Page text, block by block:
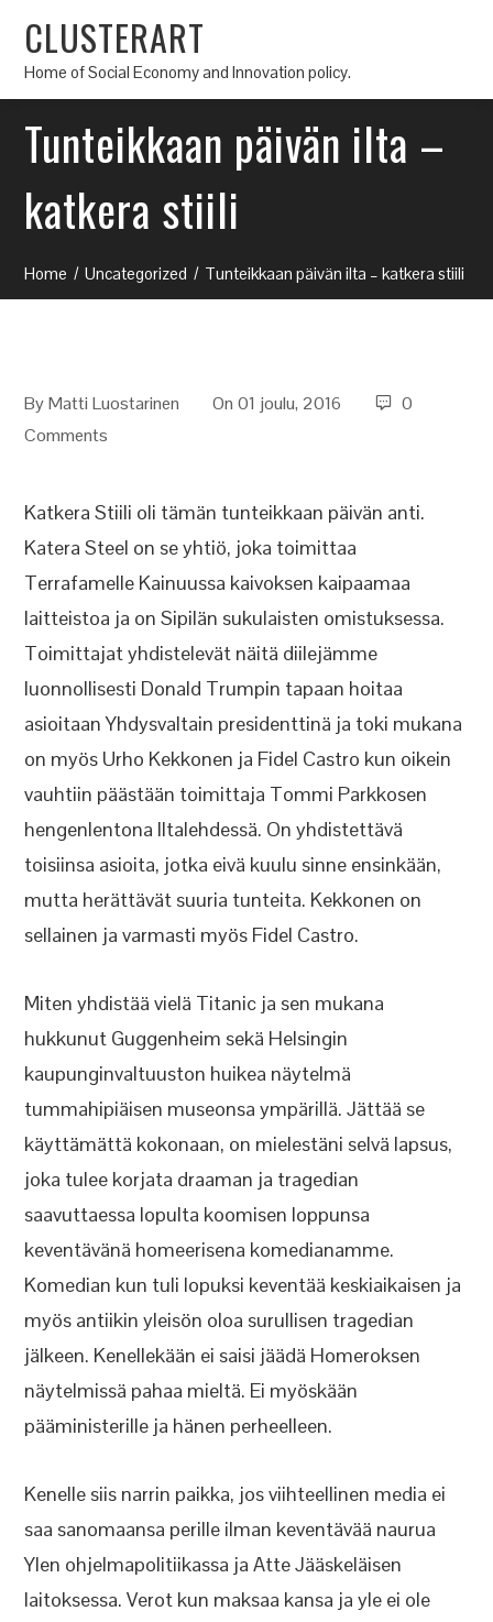
CLUSTERART
Home of Social Economy and Innovation policy.
Tunteikkaan päivän ilta –
katkera stiili
Home Uncategorized Tunteikkaan päivän ilta – katkera stiili
ByMatti Luostarinen On 01 joulu, 2016
0
Comments
Katkera Stiili oli tämän tunteikkaan päivän anti.
Katera Steel on se yhtiö, joka toimittaa
Terrafamelle Kainuussa kaivoksen kaipaamaa
laitteistoa ja on Sipilän sukulaisten omistuksessa.
Toimittajat yhdistelevät näitä diilejämme
luonnollisesti Donald Trumpin tapaan hoitaa
asioitaan Yhdysvaltain presidenttinä ja toki mukana
on myös Urho Kekkonen ja Fidel Castro kun oikein
vauhtiin päästään toimittaja Tommi Parkkosen
hengenlentona Iltalehdessä. On yhdistettävä
toisiinsa asioita, jotka eivä kuulu sinne ensinkään,
mutta herättävät suuria tunteita. Kekkonen on
sellainen ja varmasti myös Fidel Castro.
Miten yhdistää vielä Titanic ja sen mukana
hukkunut Guggenheim sekä Helsingin
kaupunginvaltuuston huikea näytelmä
tummahipiäisen museonsa ympärillä. Jättää se
käyttämättä kokonaan, on mielestäni selvä lapsus,
joka tulee korjata draaman ja tragedian
saavuttaessa lopulta koomisen loppunsa
keventävänä homeerisena komedianamme.
Komedian kun tuli lopuksi keventää keskiaikaisen ja
myös antiikin yleisön oloa surullisen tragedian
jälkeen. Kenellekään ei saisi jäädä Homeroksen
näytelmissä pahaa mieltä. Ei myöskään
pääministerille ja hänen perheelleen.
Kenelle siis narrin paikka, jos viihteellinen media ei
saa sanomaansa perille ilman keventävää naurua
Ylen ohjelmapolitiikassa ja Atte Jääskeläisen
laitoksessa. Verot kun maksaa kansa ja yle ei ole